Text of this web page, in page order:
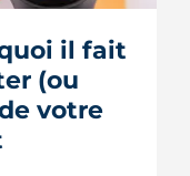
et
Un enjeu de
que...
il fait
(ou
votre